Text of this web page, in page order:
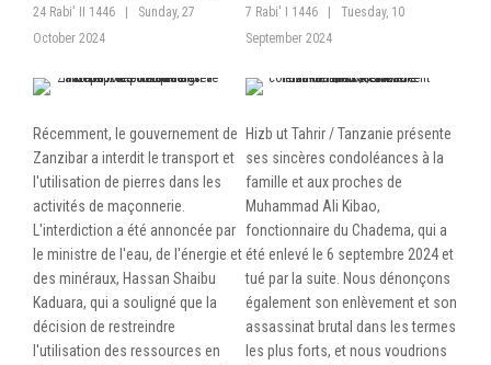
24 Rabi' II 1446
Sunday, 27
October 2024
Récemment, le gouvernement de
Zanzibar a interdit le transport et
l'utilisation de pierres dans les
activités de maçonnerie.
L'interdiction a été annoncée par
le ministre de l'eau, de l'énergie et
des minéraux, Hassan Shaibu
Kaduara, qui a souligné que la
décision de restreindre
l'utilisation des ressources en
7 Rabi' I 1446
Tuesday, 10
September 2024
Hizb ut Tahrir / Tanzanie présente
ses sincères condoléances à la
famille et aux proches de
Muhammad Ali Kibao,
fonctionnaire du Chadema, qui a
été enlevé le 6 septembre 2024 et
tué par la suite. Nous dénonçons
également son enlèvement et son
assassinat brutal dans les termes
les plus forts, et nous voudrions